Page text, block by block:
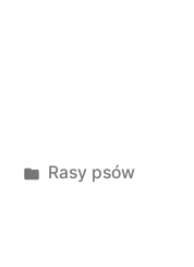
Opublikowano
Rasy psów